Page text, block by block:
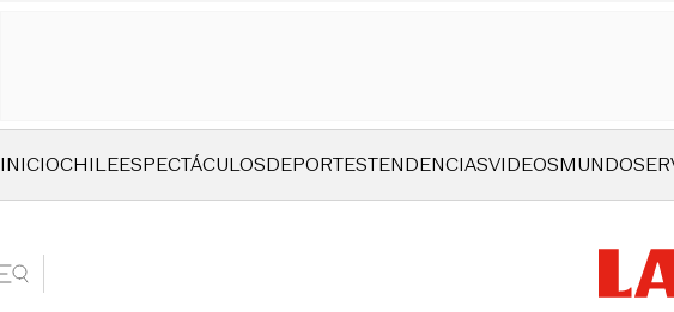
INICIOCHILEESPECTÁCULOSDEPORTESTENDENCIASVIDEOSMUNDO